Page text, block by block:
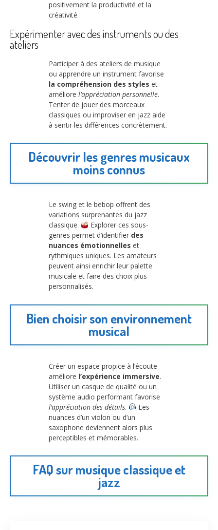
positivement la productivité et la
créativité.
Expérimenter avec des instruments ou des
ateliers
Participer à des ateliers de musique
ou apprendre un instrument favorise
la compréhension des styles et
améliore l’appréciation personnelle.
Tenter de jouer des morceaux
classiques ou improviser en jazz aide
à sentir les différences concrètement.
Découvrir les genres musicaux
moins connus
Le swing et le bebop offrent des
variations surprenantes du jazz
classique.
Explorer ces sous-
genres permet d’identifier des
nuances émotionnelles et
rythmiques uniques. Les amateurs
peuvent ainsi enrichir leur palette
musicale et faire des choix plus
personnalisés.
Bien choisir son environnement
musical
Créer un espace propice à l’écoute
améliore l’expérience immersive.
Utiliser un casque de qualité ou un
système audio performant favorise
l’appréciation des détails.
Les
nuances d’un violon ou d’un
saxophone deviennent alors plus
perceptibles et mémorables.
FAQ sur musique classique et
jazz